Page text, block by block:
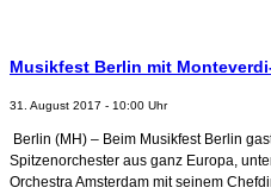
Musikfest Berlin mit
31. August 2017 - 10:00 Uhr
Berlin (MH) – Beim Musikfest Berlin
Spitzenorchester aus ganz Europa,
Orchestra Amsterdam mit seinem